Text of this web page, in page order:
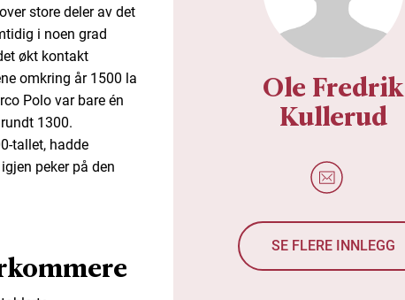
store deler av det
i noen grad
økt kontakt
omkring år 1500 la
Polo var bare én
1300.
tallet, hadde
peker på den
Ole Fredrik
Kullerud
SE FLERE INNLEGG